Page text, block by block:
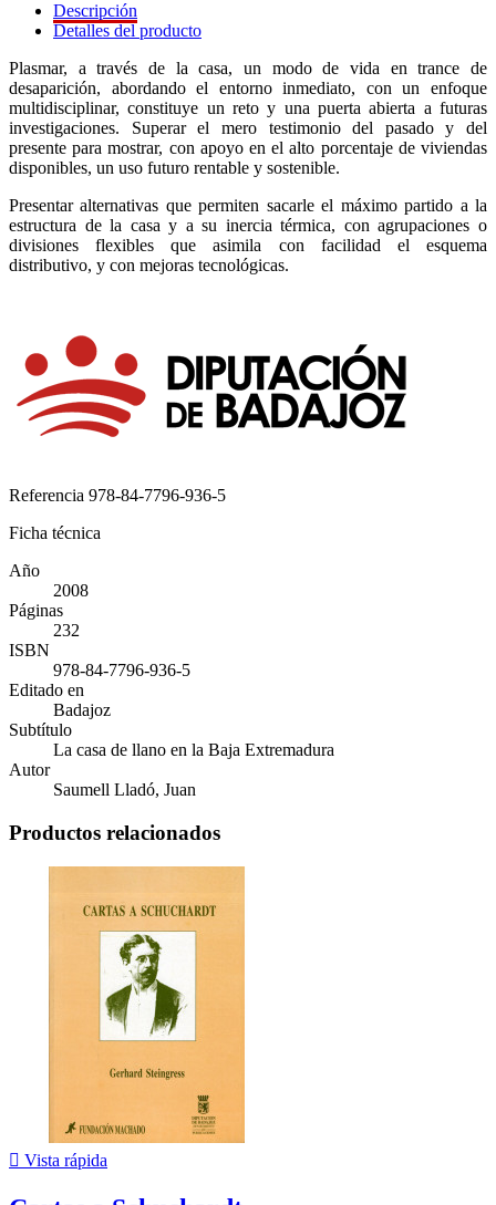
Descripción
Detalles del producto
Plasmar, a través de la casa, un modo de vida en trance de
desaparición, abordando el entorno inmediato, con un enfoque
multidisciplinar, constituye un reto y una puerta abierta a futuras
investigaciones. Superar el mero testimonio del pasado y del
presente para mostrar, con apoyo en el alto porcentaje de viviendas
disponibles, un uso futuro rentable y sostenible.
Presentar alternativas que permiten sacarle el máximo partido a la
estructura de la casa y a su inercia térmica, con agrupaciones o
divisiones flexibles que asimila con facilidad el esquema
distributivo, y con mejoras tecnológicas.
Referencia 978-84-7796-936-5
Ficha técnica
Año
2008
Páginas
232
ISBN
978-84-7796-936-5
Editado en
Badajoz
Subtítulo
La casa de llano en la Baja Extremadura
Autor
Saumell Lladó, Juan
Productos relacionados
 Vista rápida